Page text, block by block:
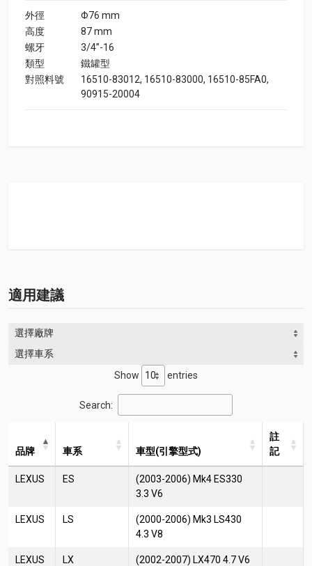
外徑
Φ76 mm
高度
87 mm
螺牙
3/4”-16
類型
鐵罐型
對照料號
16510-83012, 16510-83000, 16510-85FA0,
90915-20004
適用建議
選擇廠牌
選擇車系
Show
entries
Search:
品牌 車系 車型(引擎型式)
註
記
LEXUS ES
(2003-2006) Mk4 ES330
3.3 V6
LEXUS LS
(2000-2006) Mk3 LS430
4.3 V8
LEXUS LX (2002-2007) LX470 4.7 V6